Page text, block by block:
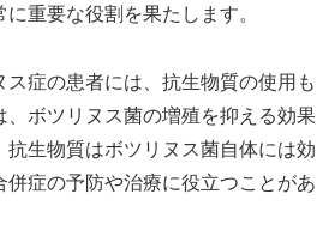
重要な役割を果たします。
ス症の患者には、抗生物質の使用も
、ボツリヌス菌の増殖を抑える効果
抗生物質はボツリヌス菌自体には効
併症の予防や治療に役立つことがあ